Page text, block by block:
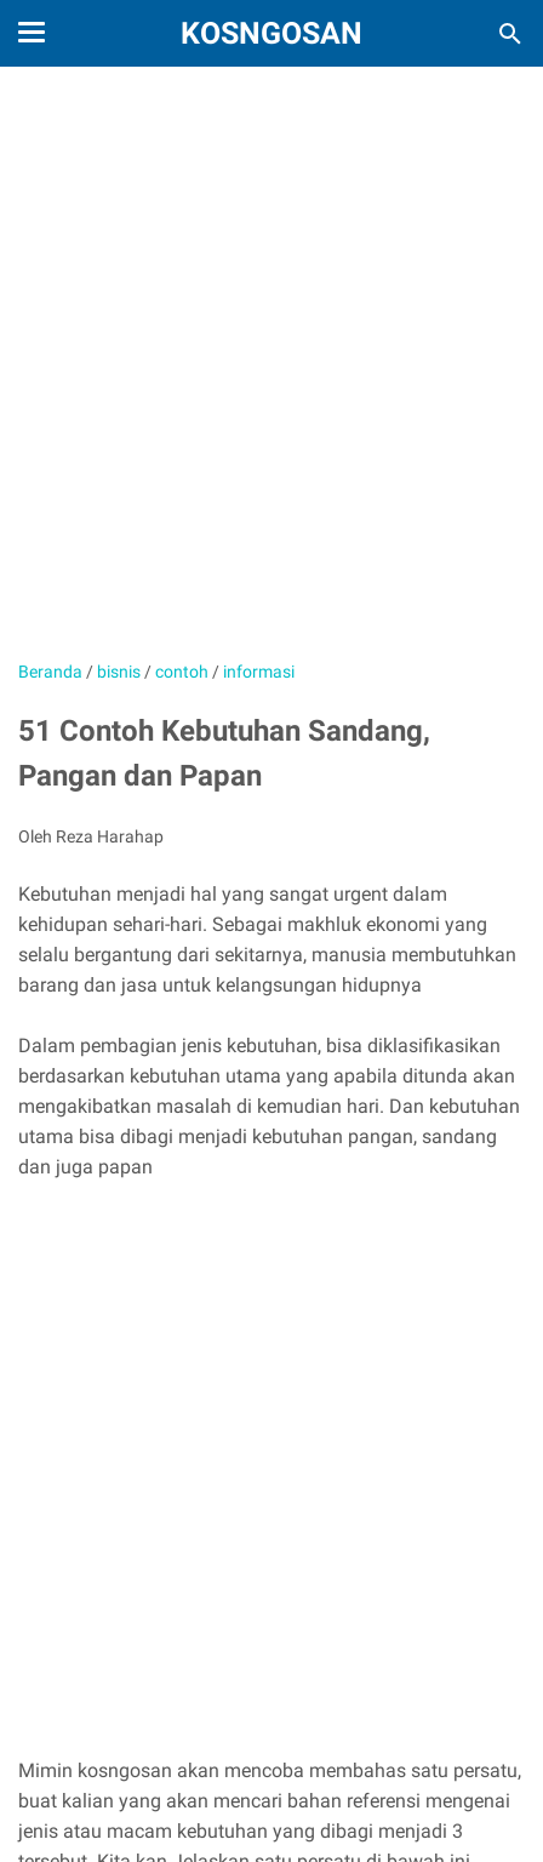
KOSNGOSAN
Beranda / bisnis /contoh / informasi
51 Contoh Kebutuhan Sandang,
Pangan dan Papan
Oleh Reza Harahap
Kebutuhan menjadi hal yang sangat urgent dalam
kehidupan sehari-hari. Sebagai makhluk ekonomi yang
selalu bergantung dari sekitarnya, manusia membutuhkan
barang dan jasa untuk kelangsungan hidupnya
Dalam pembagian jenis kebutuhan, bisa diklasifikasikan
berdasarkan kebutuhan utama yang apabila ditunda akan
mengakibatkan masalah di kemudian hari. Dan kebutuhan
utama bisa dibagi menjadi kebutuhan pangan, sandang
dan juga papan
Mimin kosngosan akan mencoba membahas satu persatu,
buat kalian yang akan mencari bahan referensi mengenai
jenis atau macam kebutuhan yang dibagi menjadi 3